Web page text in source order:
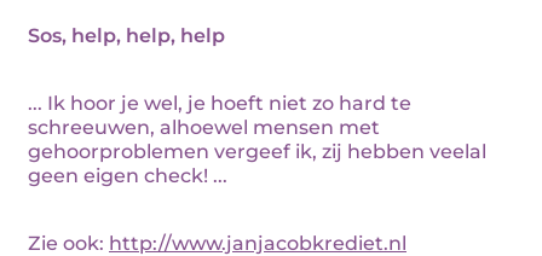
Sos, help, help, help
... Ik hoor je wel, je hoeft niet zo hard te
schreeuwen, alhoewel mensen met
gehoorproblemen vergeef ik, zij hebben veelal
geen eigen check! ...
Zie ook: http://www.janjacobkrediet.nl